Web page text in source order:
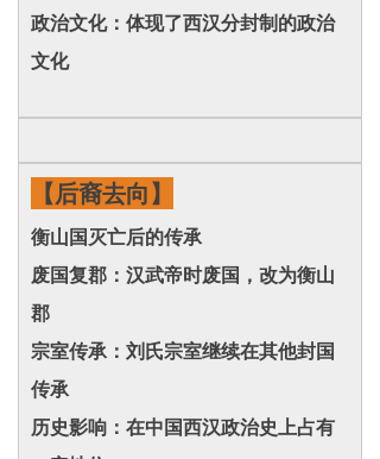
政治文化：体现了西汉分封制的政治
文化
【后裔去向】
衡山国灭亡后的传承
废国复郡：汉武帝时废国，改为衡山
郡
宗室传承：刘氏宗室继续在其他封国
传承
历史影响：在中国西汉政治史上占有